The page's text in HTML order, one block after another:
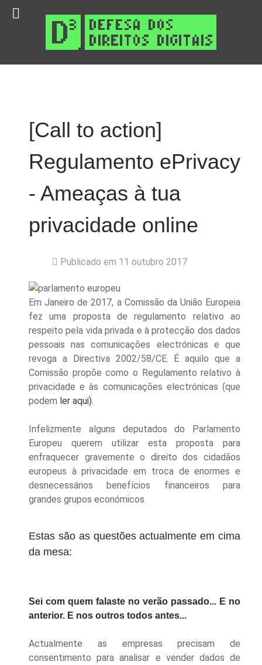
[Call to action]
Regulamento ePrivacy
- Ameaças à tua
privacidade online
Publicado em 11 outubro 2017
Em Janeiro de 2017, a Comissão da União Europeia
fez uma proposta de regulamento relativo ao
respeito pela vida privada e à protecção dos dados
pessoais nas comunicações electrónicas e que
revoga a Directiva 2002/58/CE. É aquilo que a
Comissão propõe como o Regulamento relativo à
privacidade e às comunicações electrónicas (que
podem ler aqui)
Infelizmente alguns deputados do Parlamento
Europeu querem utilizar esta proposta para
enfraquecer gravemente o direito dos cidadãos
europeus à privacidade em troca de enormes e
desnecessários benefícios financeiros para
grandes grupos económicos.
Estas são as questões actualmente em cima
da mesa:
Sei com quem falaste no verão passado... E no
anterior. E nos outros todos antes...
Actualmente as empresas precisam de
consentimento para analisar e vender dados de